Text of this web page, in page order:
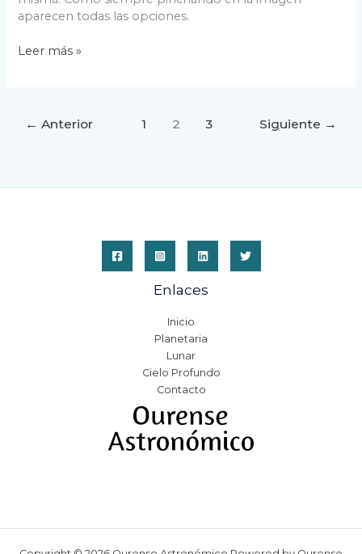
aparecen todas las opciones.
Roseta
Leer más »
← Anterior 1 2 3 Siguiente →
Enlaces
Inicio
Planetaria
Lunar
Cielo Profundo
Contacto